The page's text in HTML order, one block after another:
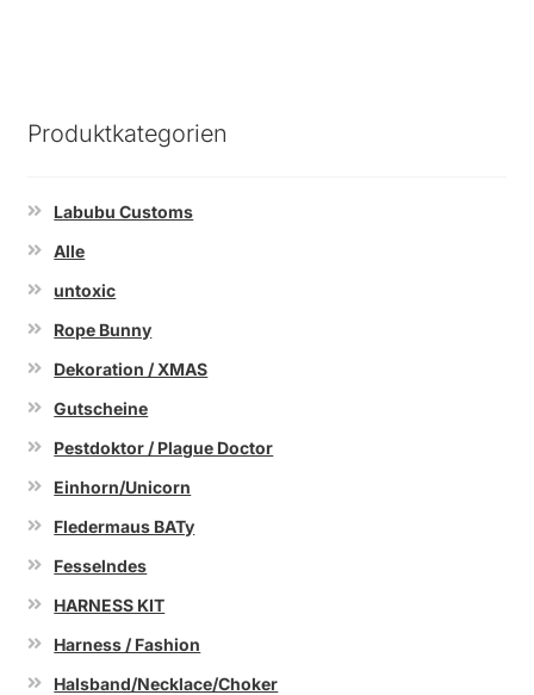
Produktkategorien
Labubu Customs
Alle
untoxic
Rope Bunny
Dekoration / XMAS
Gutscheine
Pestdoktor / Plague Doctor
Einhorn/Unicorn
Fledermaus BATy
Fesselndes
HARNESS KIT
Harness / Fashion
Halsband/Necklace/Choker